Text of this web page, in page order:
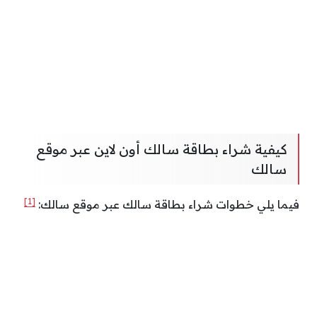
كيفية شراء بطاقة سالك أون لاين عبر موقع
سالك
فيما يلي خطوات شراء بطاقة سالك عبر موقع سالك: [1]